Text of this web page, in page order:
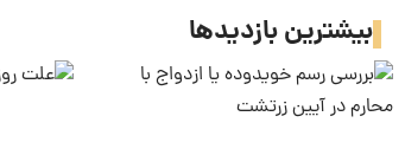
بیشترین بازدیدها